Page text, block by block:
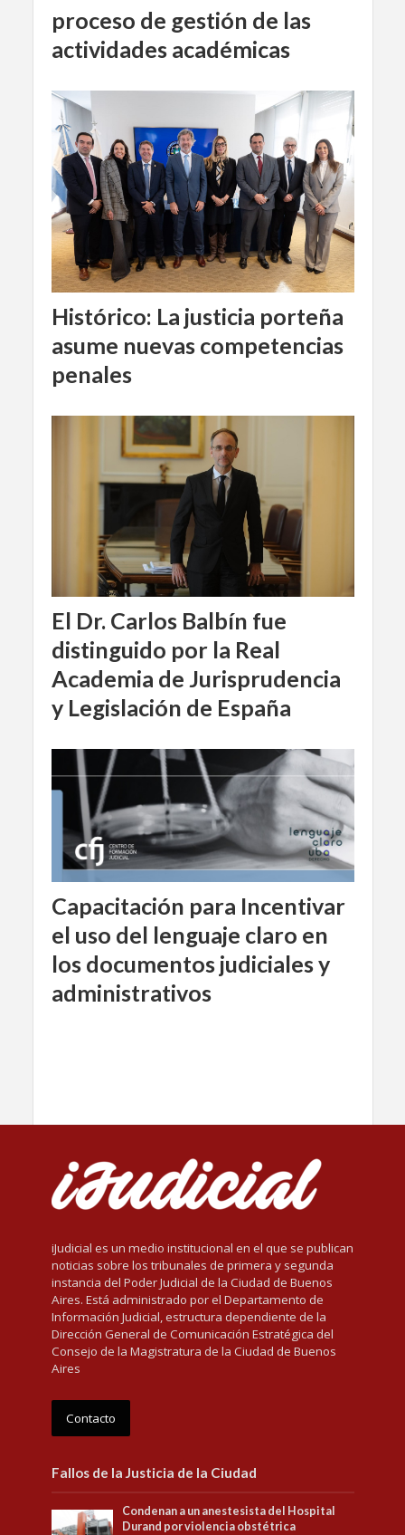
proceso de gestión de las
actividades académicas
Histórico: La justicia porteña
asume nuevas competencias
penales
El Dr. Carlos Balbín fue
distinguido por la Real
Academia de Jurisprudencia
y Legislación de España
Capacitación para Incentivar
el uso del lenguaje claro en
los documentos judiciales y
administrativos
iJudicial es un medio institucional en el que se publican
noticias sobre los tribunales de primera y segunda
instancia del Poder Judicial de la Ciudad de Buenos
Aires. Está administrado por el Departamento de
Información Judicial, estructura dependiente de la
Dirección General de Comunicación Estratégica del
Consejo de la Magistratura de la Ciudad de Buenos
Aires
Contacto
Fallos de la Justicia de la Ciudad
Condenan a un anestesista del Hospital
Durand por violencia obstétrica